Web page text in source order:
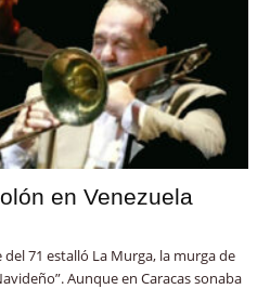
en Venezuela
del 71 estalló La Murga, la murga de
Aunque en Caracas sonaba